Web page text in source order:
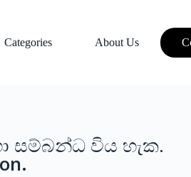
Categories About Us
සම්බන්ධ විය හැක.